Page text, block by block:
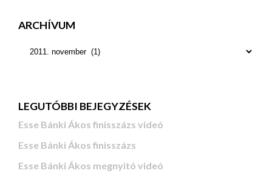
ARCHÍVUM
LEGUTÓBBI BEJEGYZÉSEK
Esse Bánki Ákos finisszázs videó
Esse Bánki Ákos finisszázs
Esse Bánki Ákos megnyitó videó